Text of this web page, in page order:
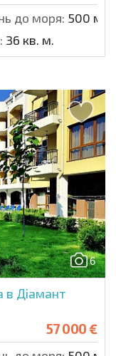
до моря: 500 м.
36 кв. м.
6
в Діамант
57 000 €